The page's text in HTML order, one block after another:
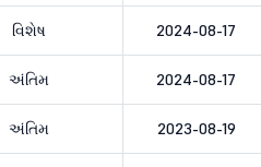
વિશેષ 2024-08-17
અંતિમ 2024-08-17
અંતિમ 2023-08-19